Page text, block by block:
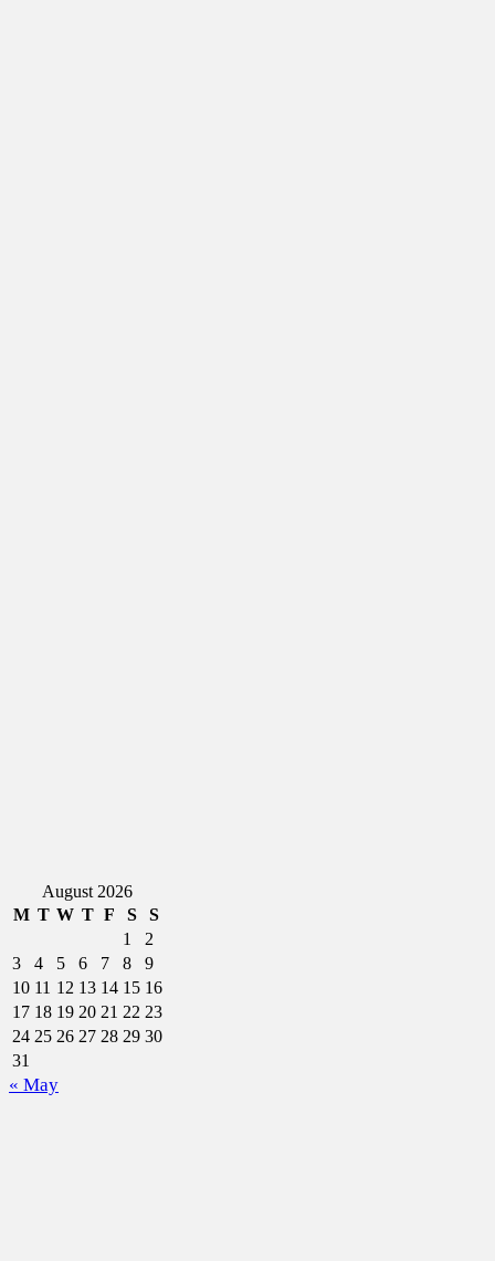
August 2026
M T W T F S
S
1
2
3
4 5 6 7 8
9
10 11 12 13 14 15 16
17 18 19 20 21 22 23
24 25 26 27 28 29 30
31
« May